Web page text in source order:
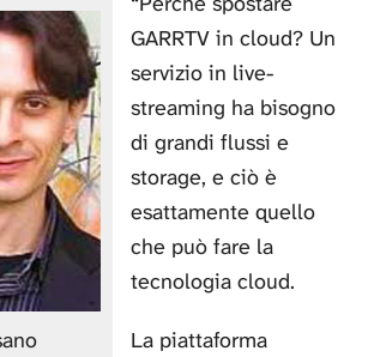
GARRTV in cloud? Un
servizio in live-
streaming ha bisogno
di grandi flussi e
storage, e ciò è
esattamente quello
che può fare la
tecnologia cloud.
La piattaforma